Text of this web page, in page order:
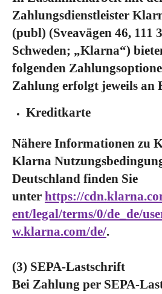
Zahlungsdienstleister
(publ) (Sveavägen 46, 111
Schweden; „Klarna“)
folgenden
Zahlung erfolgt jeweils an
Kreditkarte
Nähere Informationen zu
Klarna
Deutschland finden Sie
unter https://
ent/legal/terms/0/de_de/
w.klarna.com/de/.
(3) SEPA-Lastschrift
Bei Zahlung per SEPA-